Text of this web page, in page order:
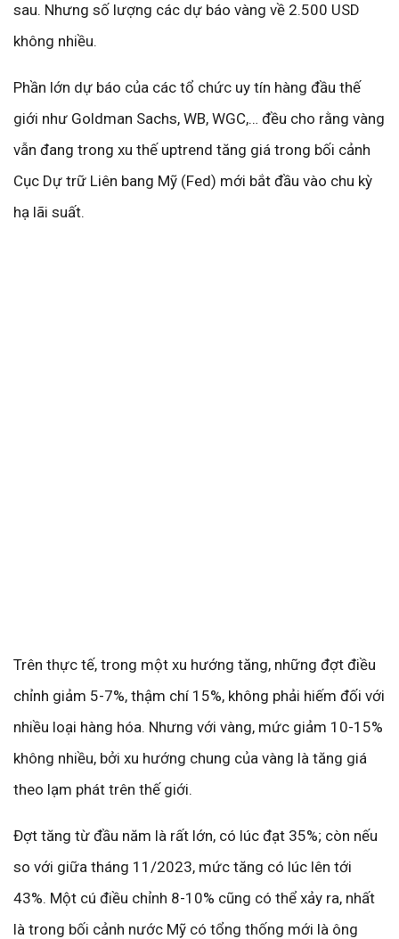
sau. Nhưng số lượng các dự báo vàng về 2.500 USD
không nhiều.
Phần lớn dự báo của các tổ chức uy tín hàng đầu thế
giới như Goldman Sachs, WB, WGC,… đều cho rằng vàng
vẫn đang trong xu thế uptrend tăng giá trong bối cảnh
Cục Dự trữ Liên bang Mỹ (Fed) mới bắt đầu vào chu kỳ
hạ lãi suất.
Trên thực tế, trong một xu hướng tăng, những đợt điều
chỉnh giảm 5-7%, thậm chí 15%, không phải hiếm đối với
nhiều loại hàng hóa. Nhưng với vàng, mức giảm 10-15%
không nhiều, bởi xu hướng chung của vàng là tăng giá
theo lạm phát trên thế giới.
Đợt tăng từ đầu năm là rất lớn, có lúc đạt 35%; còn nếu
so với giữa tháng 11/2023, mức tăng có lúc lên tới
43%. Một cú điều chỉnh 8-10% cũng có thể xảy ra, nhất
là trong bối cảnh nước Mỹ có tổng thống mới là ông